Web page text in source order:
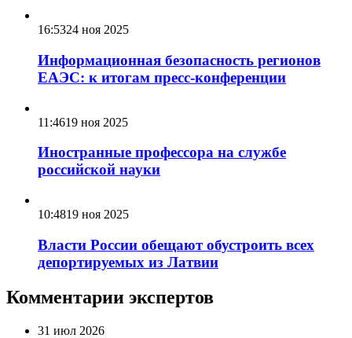
16:5324 ноя 2025
Информационная безопасность регионов
ЕАЭС: к итогам пресс-конференции
11:4619 ноя 2025
Иностранные профессора на службе
российской науки
10:4819 ноя 2025
Власти России обещают обустроить всех
депортируемых из Латвии
Комментарии экспертов
31 июл 2026